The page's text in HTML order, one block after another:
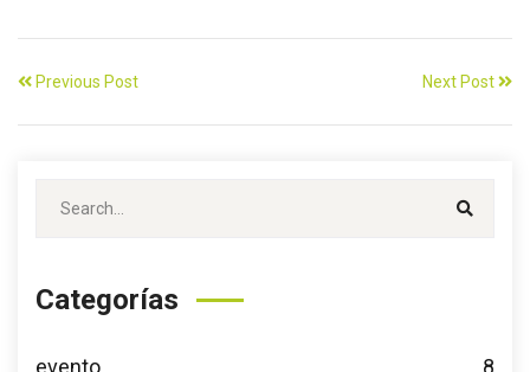
Previous Post Next Post
Categorías